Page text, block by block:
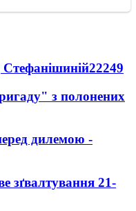
Стефанішиній22249
з полонених
дилемою -
зґвалтування 21-